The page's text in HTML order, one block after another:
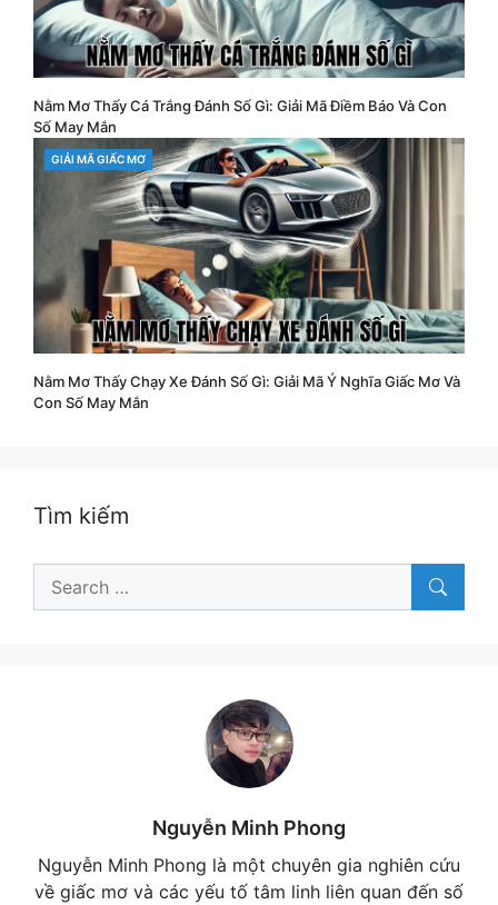
Nằm Mơ Thấy Cá Trắng Đánh Số Gì: Giải Mã Điềm Báo Và Con
Số May Mắn
CATEGORIES
GIẢI MÃ GIẤC MƠ
Nằm Mơ Thấy Chạy Xe Đánh Số Gì: Giải Mã Ý Nghĩa Giấc Mơ Và
Con Số May Mắn
Tìm kiếm
Search
Nguyễn Minh Phong
Nguyễn Minh Phong là một chuyên gia nghiên cứu
về giấc mơ và các yếu tố tâm linh liên quan đến số